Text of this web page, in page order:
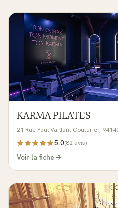
KARMA PILATES
21 Rue Paul Vaillant Couturier,
5.0(82 avis)
Voir la fiche